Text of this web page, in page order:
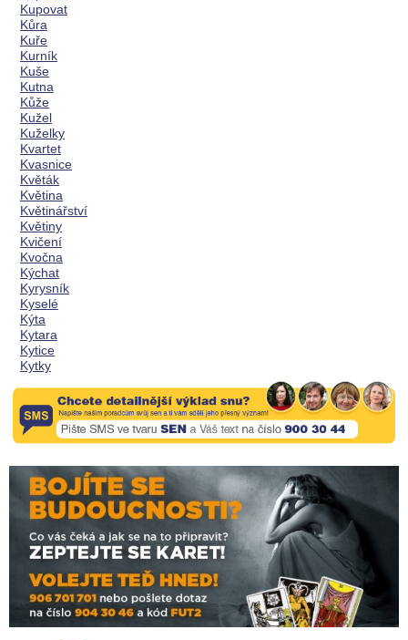
Kupovat
Kůra
Kuře
Kurník
Kuše
Kutna
Kůže
Kužel
Kuželky
Kvartet
Kvasnice
Květák
Květina
Květinářství
Květiny
Kvičení
Kvočna
Kýchat
Kyrysník
Kyselé
Kýta
Kytara
Kytice
Kytky